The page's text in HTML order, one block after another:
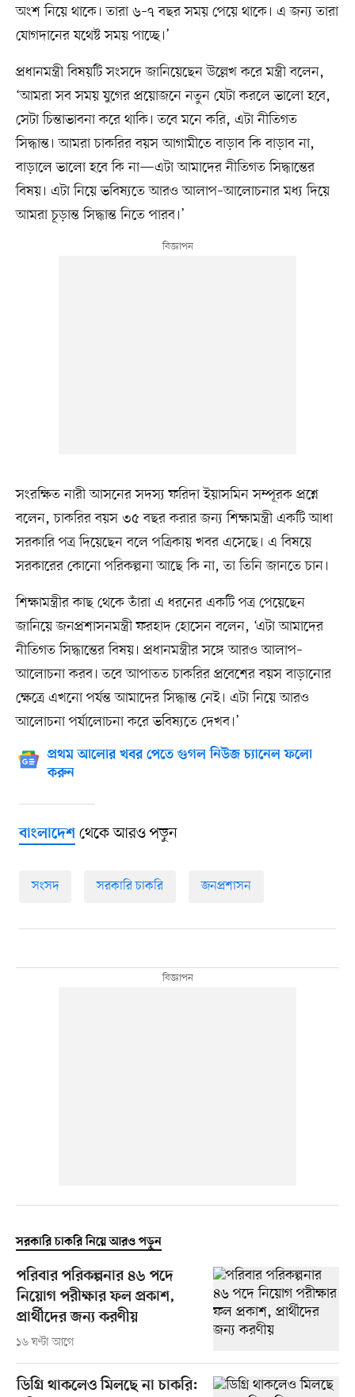
অংশ নিয়ে থাকে। তারা ৬–৭ বছর সময় পেয়ে থাকে। এ জন্য তারা
যোগদানের যথেষ্ট সময় পাচ্ছে।’
প্রধানমন্ত্রী বিষয়টি সংসদে জানিয়েছেন উল্লেখ করে মন্ত্রী বলেন,
‘আমরা সব সময় যুগের প্রয়োজনে নতুন যেটা করলে ভালো হবে,
সেটা চিন্তাভাবনা করে থাকি। তবে মনে করি, এটা নীতিগত
সিদ্ধান্ত। আমরা চাকরির বয়স আগামীতে বাড়াব কি বাড়াব না,
বাড়ালে ভালো হবে কি না—এটা আমাদের নীতিগত সিদ্ধান্তের
বিষয়। এটা নিয়ে ভবিষ্যতে আরও আলাপ‍–আলোচনার মধ্য দিয়ে
আমরা চূড়ান্ত সিদ্ধান্ত নিতে পারব।’
সংরক্ষিত নারী আসনের সদস্য ফরিদা ইয়াসমিন সম্পূরক প্রশ্নে
বলেন, চাকরির বয়স ৩৫ বছর করার জন্য শিক্ষামন্ত্রী একটি আধা
সরকারি পত্র দিয়েছেন বলে পত্রিকায় খবর এসেছে। এ বিষয়ে
সরকারের কোনো পরিকল্পনা আছে কি না, তা তিনি জানতে চান।
শিক্ষামন্ত্রীর কাছ থেকে তাঁরা এ ধরনের একটি পত্র পেয়েছেন
জানিয়ে জনপ্রশাসনমন্ত্রী ফরহাদ হোসেন বলেন, ‘এটা আমাদের
নীতিগত সিদ্ধান্তের বিষয়। প্রধানমন্ত্রীর সঙ্গে আরও আলাপ–
আলোচনা করব। তবে আপাতত চাকরির প্রবেশের বয়স বাড়ানোর
ক্ষেত্রে এখনো পর্যন্ত আমাদের সিদ্ধান্ত নেই। এটা নিয়ে আরও
আলোচনা পর্যালোচনা করে ভবিষ্যতে দেখব।’
প্রথম আলোর খবর পেতে গুগল নিউজ চ্যানেল ফলো
করুন
বাংলাদেশথেকে আরও পড়ুন
সংসদ সরকারি চাকরি জনপ্রশাসন
সরকারি চাকরি নিয়ে আরও পড়ুন
পরিবার পরিকল্পনার ৪৬ পদে
নিয়োগ পরীক্ষার ফল প্রকাশ,
প্রার্থীদের জন্য করণীয়
১৬ ঘণ্টা আগে
ডিগ্রি থাকলেও মিলছে না চাকরি: